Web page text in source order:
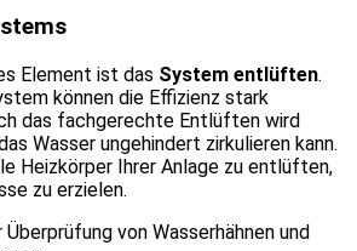
Element ist das System entlüften.
können die Effizienz stark
das fachgerechte Entlüften wird
Wasser ungehindert zirkulieren kann.
Heizkörper Ihrer Anlage zu entlüften,
zu erzielen.